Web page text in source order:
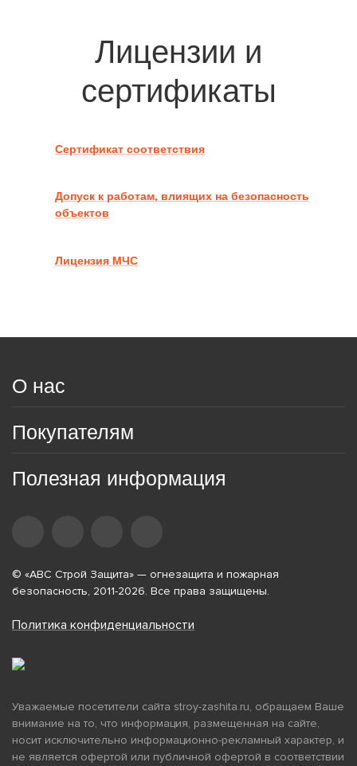
Лицензии и
сертификаты
Сертификат соответствия
Допуск к работам, влиящих на безопасность
объектов
Лицензия МЧС
О нас
Покупателям
Полезная информация
© «АВС Строй Защита» — огнезащита и пожарная
безопасность, 2011-2026. Все права защищены.
Политика конфиденциальности
Уважаемые посетители сайта stroy-zashita.ru, обращаем Ваше
внимание на то, что информация, размещенная на сайте,
носит исключительно информационно-рекламный характер, и
не является офертой или публичной офертой в соответствии